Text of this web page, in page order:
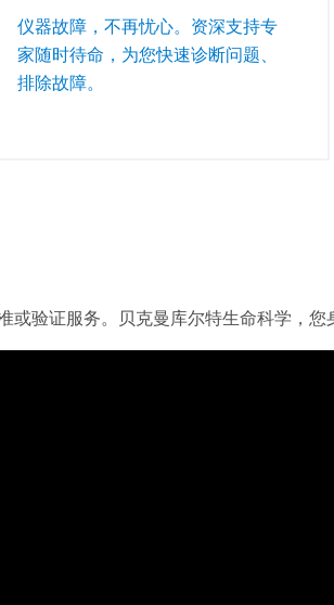
仪器故障，不再忧心。资深支持专
家随时待命，为您快速诊断问题、
排除故障。
验证服务。贝克曼库尔特生命科学，您